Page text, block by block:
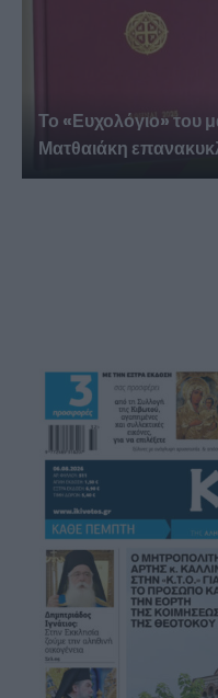
Το «Ευχολόγιο» του
Ματθαιάκη